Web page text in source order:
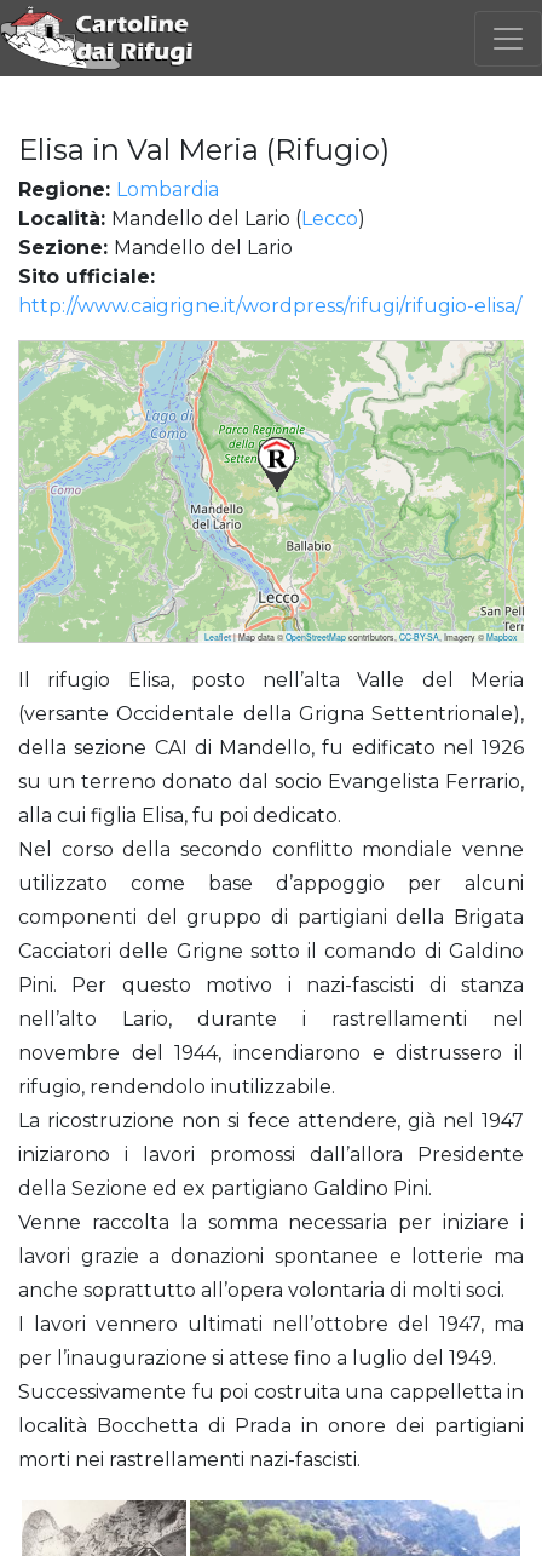
Elisa in Val Meria (Rifugio)
Regione: Lombardia
Località: Mandello del Lario (Lecco)
Sezione: Mandello del Lario
Sito ufficiale:
http://www.caigrigne.it/wordpress/rifugi/rifugio-elisa/
Leaflet| Map data © OpenStreetMap contributors, CC-BY-SA, Imagery © Mapbox
Il rifugio Elisa, posto nell’alta Valle del Meria
(versante Occidentale della Grigna Settentrionale),
della sezione CAI di Mandello, fu edificato nel 1926
su un terreno donato dal socio Evangelista Ferrario,
alla cui figlia Elisa, fu poi dedicato.
Nel corso della secondo conflitto mondiale venne
utilizzato come base d’appoggio per alcuni
componenti del gruppo di partigiani della Brigata
Cacciatori delle Grigne sotto il comando di Galdino
Pini. Per questo motivo i nazi-fascisti di stanza
nell’alto Lario, durante i rastrellamenti nel
novembre del 1944, incendiarono e distrussero il
rifugio, rendendolo inutilizzabile.
La ricostruzione non si fece attendere, già nel 1947
iniziarono i lavori promossi dall’allora Presidente
della Sezione ed ex partigiano Galdino Pini.
Venne raccolta la somma necessaria per iniziare i
lavori grazie a donazioni spontanee e lotterie ma
anche soprattutto all’opera volontaria di molti soci.
I lavori vennero ultimati nell’ottobre del 1947, ma
per l’inaugurazione si attese fino a luglio del 1949.
Successivamente fu poi costruita una cappelletta in
località Bocchetta di Prada in onore dei partigiani
morti nei rastrellamenti nazi-fascisti.